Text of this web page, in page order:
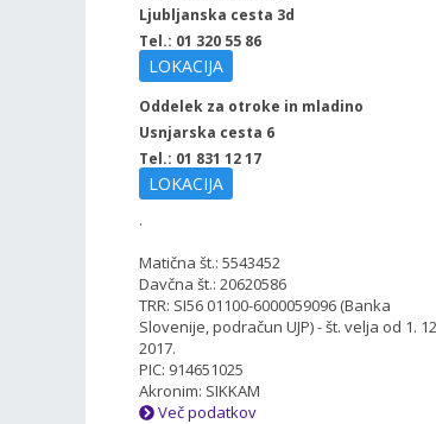
Ljubljanska cesta 3d
Tel.: 01 320 55 86
LOKACIJA
Oddelek za otroke in mladino
Usnjarska cesta 6
Tel.: 01 831 12 17
LOKACIJA
.
Matična št.: 5543452
Davčna št.: 20620586
TRR: SI56 01100-6000059096 (Banka
Slovenije, podračun UJP) - št. velja od 1.
2017.
PIC: 914651025
Akronim: SIKKAM
Več podatkov